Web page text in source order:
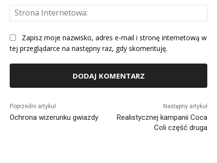
Zapisz moje nazwisko, adres e-mail i stronę internetową w
tej przeglądarce na następny raz, gdy skomentuję.
Poprzedni artykuł
Ochrona wizerunku gwiazdy
Następny artykuł
Realistycznej kampanii Coca
Coli część druga